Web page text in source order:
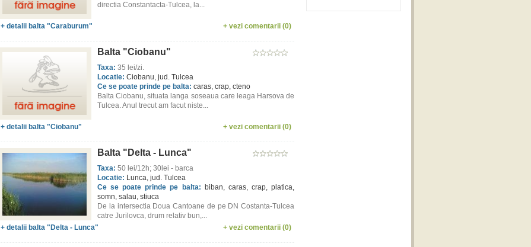
directia Constantacta-Tulcea, la...
+ detalii balta "Caraburum" + vezi comentarii (0)
Balta "Ciobanu"
Taxa: 35 lei/zi.
Locatie: Ciobanu, jud. Tulcea
Ce se poate prinde pe balta: caras, crap, cteno
Balta Ciobanu, situata langa soseaua care leaga Harsova de
Tulcea. Anul trecut am facut niste...
+ detalii balta "Ciobanu" + vezi comentarii (0)
Balta "Delta - Lunca"
Taxa: 50 lei/12h; 30lei - barca
Locatie: Lunca, jud. Tulcea
Ce se poate prinde pe balta: biban, caras, crap, platica,
somn, salau, stiuca
De la intersectia Doua Cantoane de pe DN Costanta-Tulcea
catre Jurilovca, drum relativ bun,...
+ detalii balta "Delta - Lunca"
+ vezi comentarii (0)